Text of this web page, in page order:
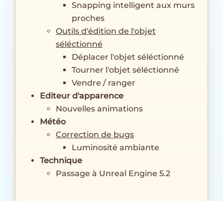
Snapping intelligent aux murs
proches
Outils d'édition de l'objet
séléctionné
Déplacer l'objet séléctionné
Tourner l'objet séléctionné
Vendre / ranger
Editeur d'apparence
Nouvelles animations
Météo
Correction de bugs
Luminosité ambiante
Technique
Passage à Unreal Engine 5.2